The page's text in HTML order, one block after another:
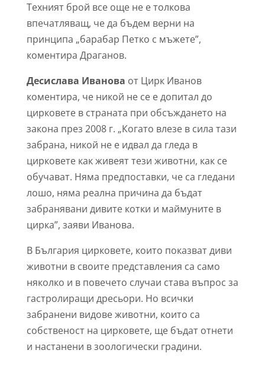
Техният брой все още не е толкова
впечатляващ, че да бъдем верни на
принципа „барабар Петко с мъжете”,
коментира Драганов.
Десислава Иванова от Цирк Иванов
коментира, че никой не се е допитал до
цирковете в страната при обсъждането на
закона през 2008 г. „Когато влезе в сила тази
забрана, никой не е идвал да гледа в
цирковете как живеят тези животни, как се
обучават. Няма предпоставки, че са гледани
лошо, няма реална причина да бъдат
забранявани дивите котки и маймуните в
цирка”, заяви Иванова.
В България цирковете, които показват диви
животни в своите представления са само
няколко и в повечето случаи става въпрос за
гастролиращи дресьори. Но всички
забранени видове животни, които са
собственост на цирковете, ще бъдат отнети
и настанени в зоологически градини.